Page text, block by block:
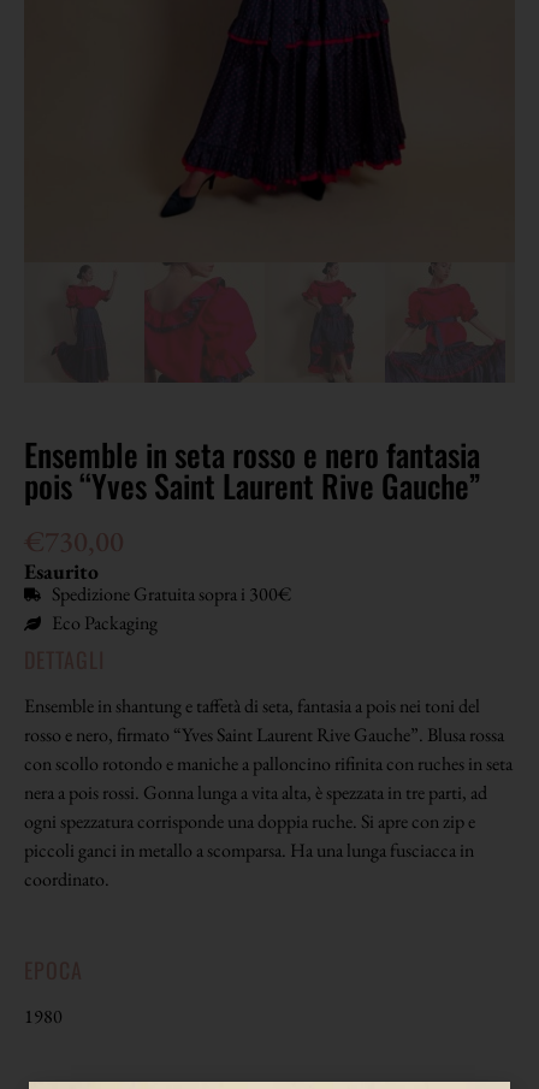
Ensemble in seta rosso e nero fantasia
pois “Yves Saint Laurent Rive Gauche”
Esaurito
Spedizione Gratuita sopra i 300€
Eco Packaging
Ensemble in shantung e taffetà di seta, fantasia a pois nei toni del
rosso e nero, firmato “Yves Saint Laurent Rive Gauche”. Blusa rossa
con scollo rotondo e maniche a palloncino rifinita con ruches in seta
nera a pois rossi. Gonna lunga a vita alta, è spezzata in tre parti, ad
ogni spezzatura corrisponde una doppia ruche. Si apre con zip e
piccoli ganci in metallo a scomparsa. Ha una lunga fusciacca in
coordinato.
1980